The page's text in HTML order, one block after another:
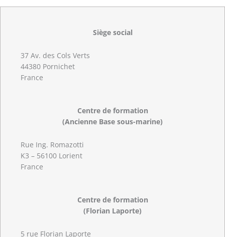
Siège social
37 Av. des Cols Verts
44380 Pornichet
France
Centre de formation
(Ancienne Base sous-marine)
Rue Ing. Romazotti
K3 – 56100 Lorient
France
Centre de formation
(Florian Laporte)
5 rue Florian Laporte